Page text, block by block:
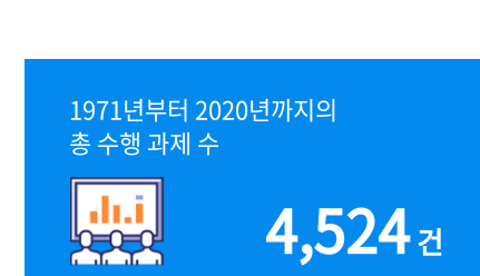
1971년부터 2020년까지의
총 수행 과제 수
4,524건